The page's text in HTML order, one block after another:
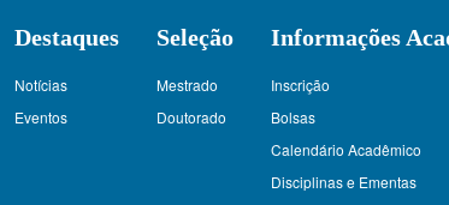
Destaques
Notícias
Eventos
Seleção
Mestrado
Doutorado
Informações
Inscrição
Bolsas
Calendário Acadêmico
Disciplinas e Ementas